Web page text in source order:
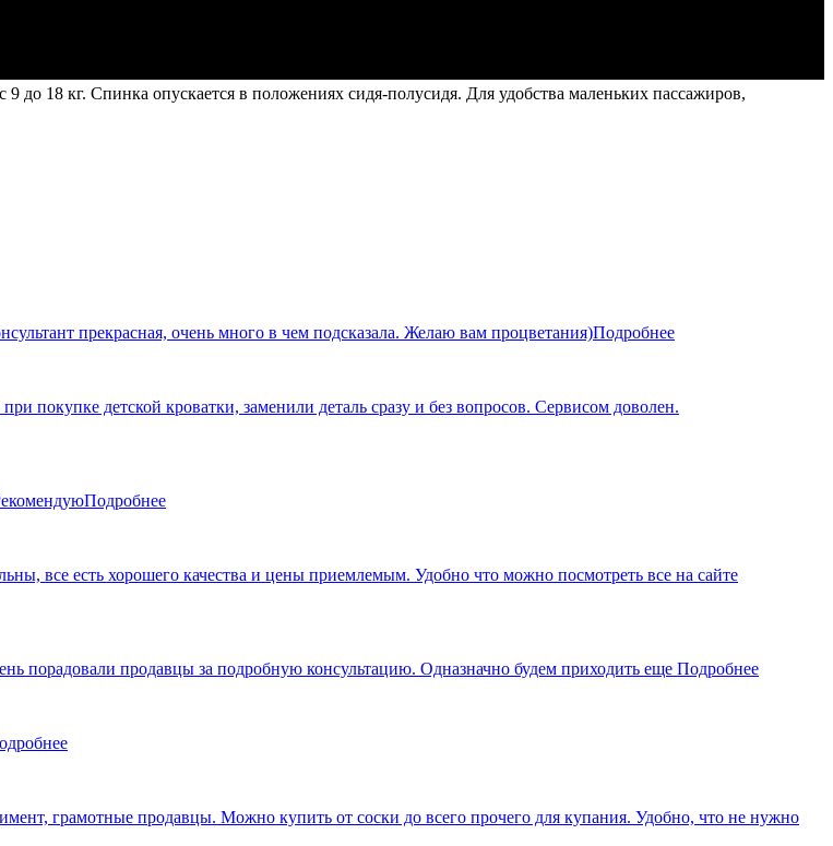
9 до 18 кг. Спинка опускается в положениях сидя-полусидя. Для удобства маленьких пассажиров,
прекрасная, очень много в чем подсказала. Желаю вам процветания)Подробнее
детской кроватки, заменили деталь сразу и без вопросов. Сервисом доволен.
Подробнее
все есть хорошего качества и цены приемлемым. Удобно что можно посмотреть все на сайте
порадовали продавцы за подробную консультацию. Одназначно будем приходить еще Подробнее
грамотные продавцы. Можно купить от соски до всего прочего для купания. Удобно, что не нужно